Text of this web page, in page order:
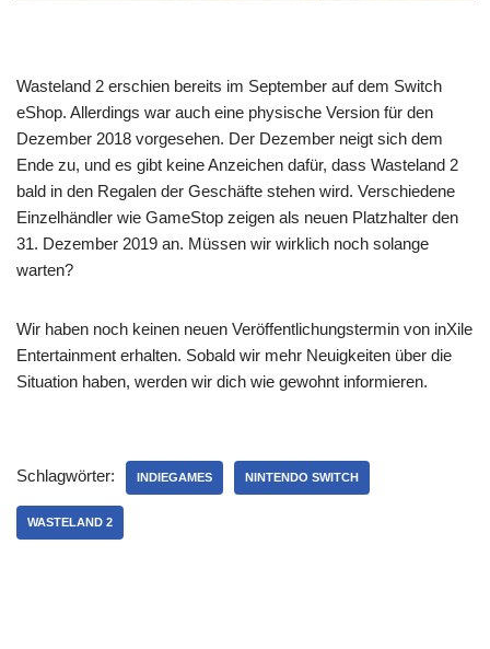
Wasteland 2 erschien bereits im September auf dem Switch
eShop. Allerdings war auch eine physische Version für den
Dezember 2018 vorgesehen. Der Dezember neigt sich dem
Ende zu, und es gibt keine Anzeichen dafür, dass Wasteland 2
bald in den Regalen der Geschäfte stehen wird. Verschiedene
Einzelhändler wie GameStop zeigen als neuen Platzhalter den
31. Dezember 2019 an. Müssen wir wirklich noch solange
warten?
Wir haben noch keinen neuen Veröffentlichungstermin von inXile
Entertainment erhalten. Sobald wir mehr Neuigkeiten über die
Situation haben, werden wir dich wie gewohnt informieren.
Schlagwörter: INDIEGAMES NINTENDO SWITCH
WASTELAND 2